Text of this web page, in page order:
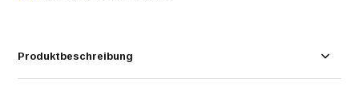
Produktbeschreibung